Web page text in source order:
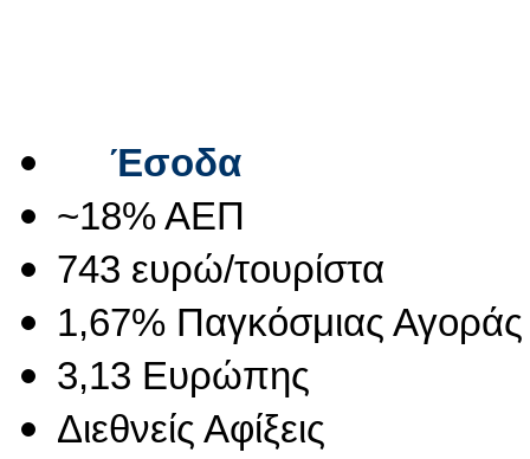
Έσοδα
~18% ΑΕΠ
743 ευρώ/τουρίστα
1,67% Παγκόσμιας Αγοράς
3,13 Ευρώπης
Διεθνείς Αφίξεις